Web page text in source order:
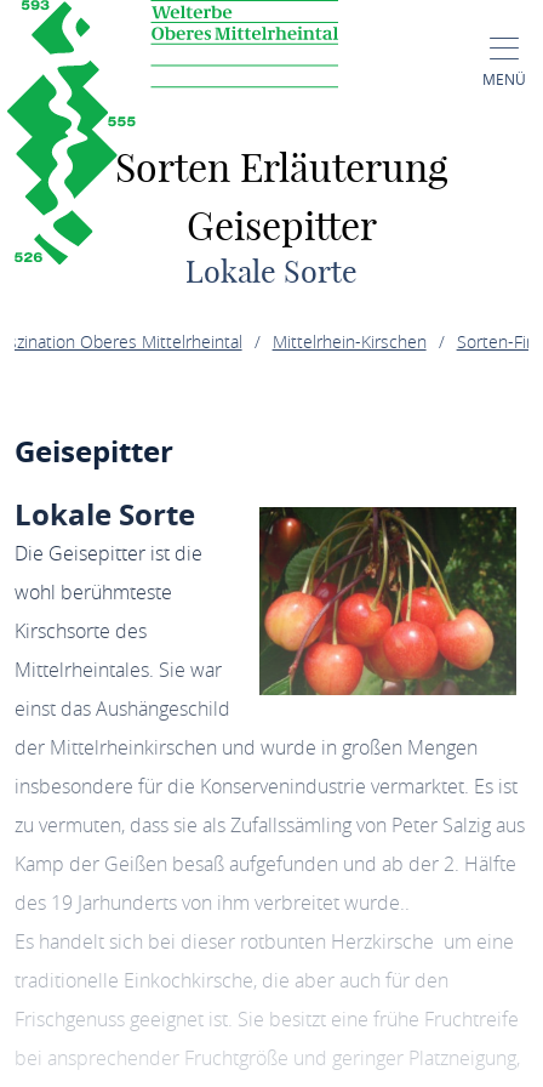
MENÜ
Sorten Erläuterung
Geisepitter
Lokale Sorte
Oberes Mittelrheintal Mittelrhein-Kirschen
Sorten-
Geisepitter
Lokale Sorte
Die Geisepitter ist die
wohl berühmteste
Kirschsorte des
Mittelrheintales. Sie war
einst das Aushängeschild
der Mittelrheinkirschen und wurde in großen Mengen
insbesondere für die Konservenindustrie vermarktet. Es ist
zu vermuten, dass sie als Zufallssämling von Peter Salzig aus
Kamp der Geißen besaß aufgefunden und ab der 2. Hälfte
des 19 Jarhunderts von ihm verbreitet wurde..
Es handelt sich bei dieser rotbunten Herzkirsche um eine
traditionelle Einkochkirsche, die aber auch für den
Frischgenuss geeignet ist. Sie besitzt eine frühe Fruchtreife
bei ansprechender Fruchtgröße und geringer Platzneigung,